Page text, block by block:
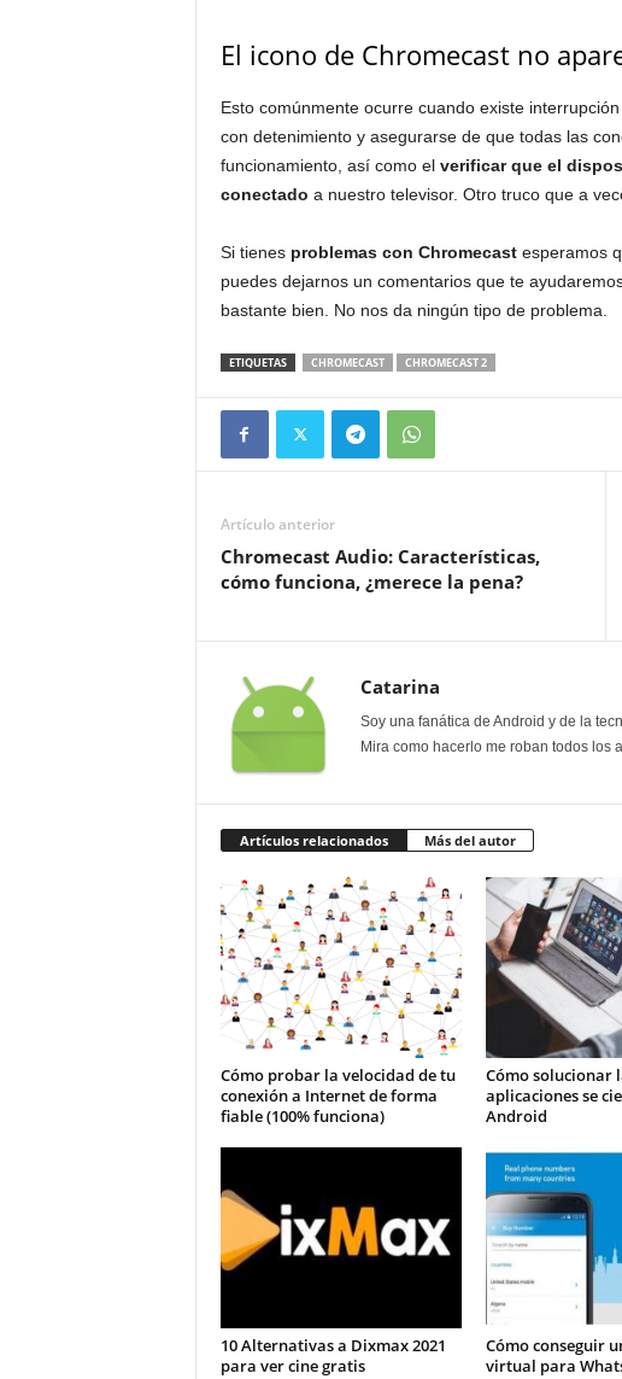
El icono de Chromecast no
Esto comúnmente ocurre cuando existe
con detenimiento y asegurarse de que todas las
funcionamiento, así como elverificar que el
conectado a nuestro televisor. Otro truco que a
Si tienes problemas con Chromecastesperamos
puedes dejarnos un comentarios que te
bastante bien. No nos da ningún tipo de problema.
ETIQUETAS CHROMECAST CHROMECAST 2
Artículo anterior
Chromecast Audio: Características,
cómo funciona, ¿merece la pena?
Catarina
Soy una fanática de Android y de la
Mira como hacerlo me roban todos los
Artículos relacionados Más del autor
Cómo probar la velocidad de tu
conexión a Internet de forma
fiable (100% funciona)
Cómo solucionar
aplicaciones se
Android
10 Alternativas a Dixmax 2021
para ver cine gratis
Cómo conseguir
virtual para